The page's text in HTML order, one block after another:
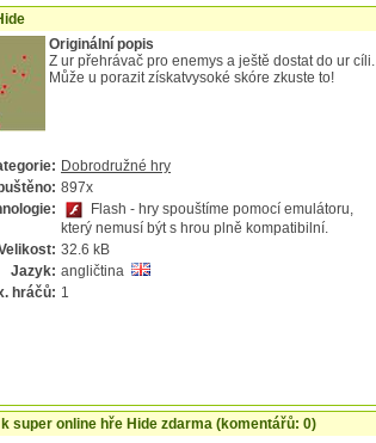
Originální popis
Z ur přehrávač pro enemys a ještě dostat do ur cíli.
Může u porazit získatvysoké skóre zkuste to!
Dobrodružné hry
897x
Flash - hry spouštíme pomocí emulátoru,
který nemusí být s hrou plně kompatibilní.
32.6 kB
Jazyk: angličtina
hráčů: 1
super online hře Hide zdarma (komentářů: 0)